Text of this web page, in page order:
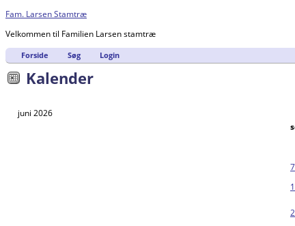
Fam. Larsen Stamtræ
Velkommen til Familien Larsen stamtræ
Forside Søg Login
Kalender
juni 2026
7